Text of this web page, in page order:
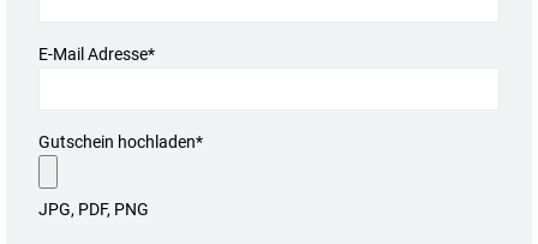
E-Mail Adresse*
Gutschein hochladen*
JPG, PDF, PNG